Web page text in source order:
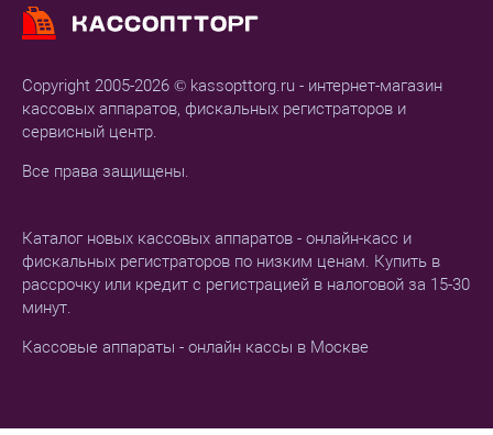
Copyright 2005-2026 © kassopttorg.ru - интернет-магазин
кассовых аппаратов, фискальных регистраторов и
сервисный центр.
Все права защищены.
Каталог новых кассовых аппаратов - онлайн-касс и
фискальных регистраторов по низким ценам. Купить в
рассрочку или кредит с регистрацией в налоговой за 15-30
минут.
Кассовые аппараты - онлайн кассы в Москве